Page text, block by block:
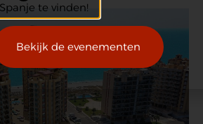
te vinden!
Bekijk de evenementen